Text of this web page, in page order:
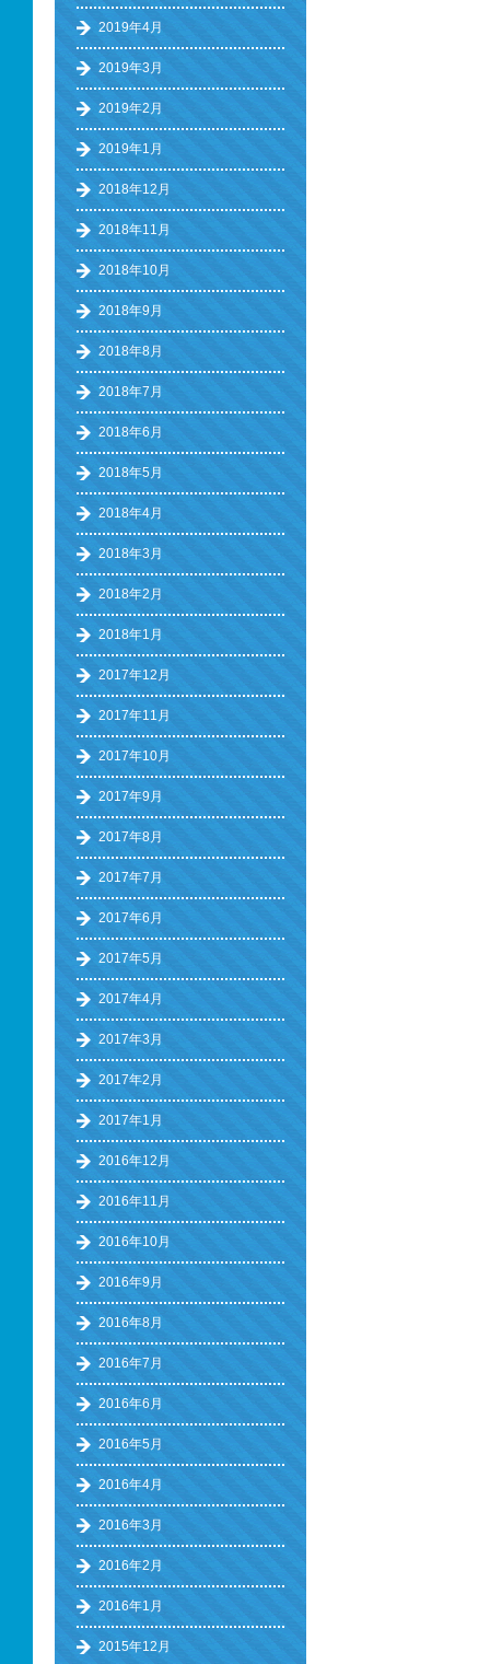
2019年4月
2019年3月
2019年2月
2019年1月
2018年12月
2018年11月
2018年10月
2018年9月
2018年8月
2018年7月
2018年6月
2018年5月
2018年4月
2018年3月
2018年2月
2018年1月
2017年12月
2017年11月
2017年10月
2017年9月
2017年8月
2017年7月
2017年6月
2017年5月
2017年4月
2017年3月
2017年2月
2017年1月
2016年12月
2016年11月
2016年10月
2016年9月
2016年8月
2016年7月
2016年6月
2016年5月
2016年4月
2016年3月
2016年2月
2016年1月
2015年12月